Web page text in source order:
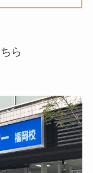
ら